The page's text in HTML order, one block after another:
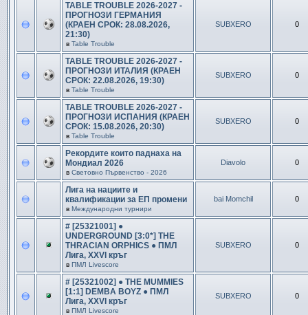
TABLE TROUBLE 2026-2027 -
ПРОГНОЗИ ГЕРМАНИЯ
(КРАЕН СРОК: 28.08.2026,
21:30)
в Table Trouble
SUBXERO 0
TABLE TROUBLE 2026-2027 -
ПРОГНОЗИ ИТАЛИЯ (КРАЕН
СРОК: 22.08.2026, 19:30)
в Table Trouble
SUBXERO 0
TABLE TROUBLE 2026-2027 -
ПРОГНОЗИ ИСПАНИЯ (КРАЕН
СРОК: 15.08.2026, 20:30)
в Table Trouble
SUBXERO 0
Рекордите които паднаха на
Мондиал 2026
в Световно Първенство - 2026
Diavolo 0
Лига на нациите и
квалификации за ЕП промени
в Международни турнири
bai Momchil 0
# [25321001] ●
UNDERGROUND [3:0*] THE
THRACIAN ORPHICS ● ПМЛ
Лига, XXVI кръг
в ПМЛ Livescore
SUBXERO 0
# [25321002] ● THE MUMMIES
[1:1] DEMBA BOYZ ● ПМЛ
Лига, XXVI кръг
в ПМЛ Livescore
SUBXERO 0